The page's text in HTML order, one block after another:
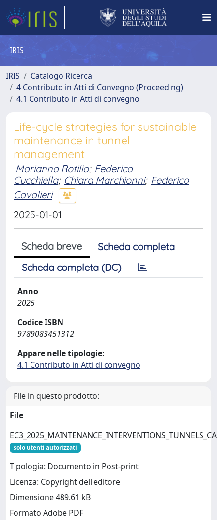
IRIS
IRIS
Catalogo Ricerca
4 Contributo in Atti di Convegno (Proceeding)
4.1 Contributo in Atti di convegno
Life-cycle strategies for sustainable
maintenance in tunnel
management
Marianna Rotilio; Federica
Cucchiella; Chiara Marchionni; Federico
Cavalieri
2025-01-01
Scheda breve
Scheda completa
Scheda completa (DC)
Anno
2025
Codice ISBN
9789083451312
Appare nelle tipologie:
4.1 Contributo in Atti di convegno
File in questo prodotto:
File
solo utenti autorizzati
Tipologia: Documento in Post-print
Licenza: Copyright dell'editore
Dimensione 489.61 kB
Formato Adobe PDF